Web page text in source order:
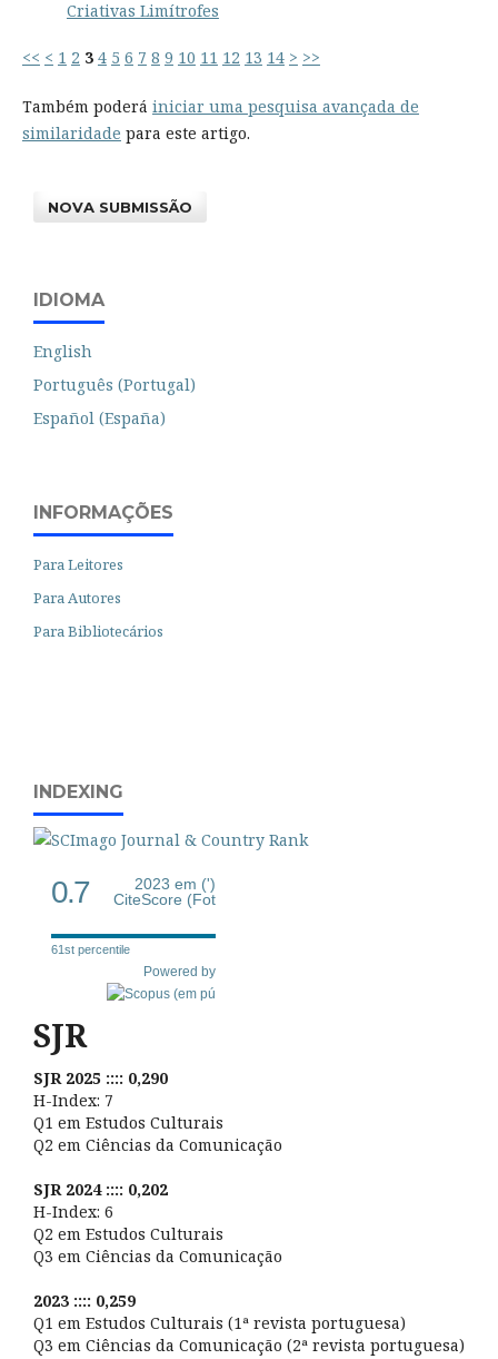
Criativas Limítrofes
<< < 1 2 3 4 5 6 7 8 9 10 11 12 13 14 > >>
Também poderá iniciar uma pesquisa avançada de
similaridade para este artigo.
NOVA SUBMISSÃO
IDIOMA
English
Português (Portugal)
Español (España)
INFORMAÇÕES
Para Leitores
Para Autores
Para Bibliotecários
INDEXING
0.7
2023 em (')
CiteScore (Fot
61st percentile
Powered by
SJR
SJR 2025 :::: 0,290
H-Index: 7
Q1 em Estudos Culturais
Q2 em Ciências da Comunicação
SJR 2024 :::: 0,202
H-Index: 6
Q2 em Estudos Culturais
Q3 em Ciências da Comunicação
2023 :::: 0,259
Q1 em Estudos Culturais (1ª revista portuguesa)
Q3 em Ciências da Comunicação (2ª revista portuguesa)